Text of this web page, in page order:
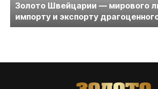
Золото Швейцарии — мирового
импорту и экспорту